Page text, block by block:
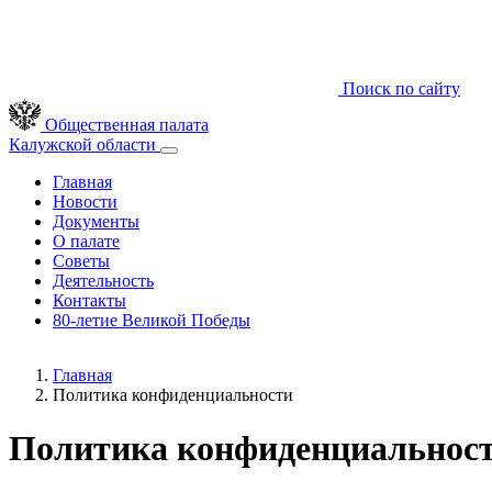
Поиск по сайту
Общественная палата
Калужской области
Главная
Новости
Документы
О палате
Советы
Деятельность
Контакты
80-летие Великой Победы
Главная
Политика конфиденциальности
Политика